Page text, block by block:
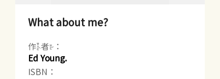
What about me?
作者：
Ed Young.
ISBN：